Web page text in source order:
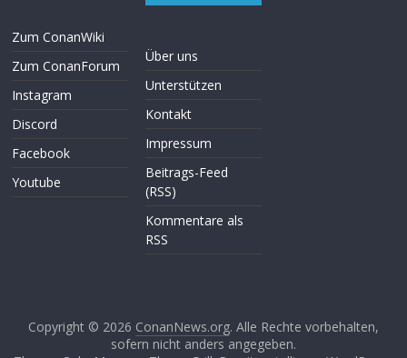
Zum ConanWiki
Zum ConanForum
Instagram
Discord
Facebook
Youtube
Über uns
Unterstützen
Kontakt
Impressum
Beitrags-Feed
(RSS)
Kommentare als
RSS
Copyright © 2026 ConanNews.org. Alle Rechte vorbehalten,
sofern nicht anders angegeben.